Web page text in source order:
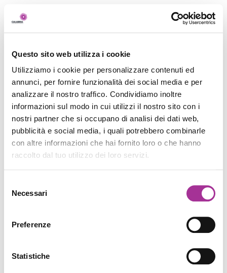
Questo sito web utilizza i cookie
Utilizziamo i cookie per personalizzare contenuti ed
annunci, per fornire funzionalità dei social media e per
analizzare il nostro traffico. Condividiamo inoltre
informazioni sul modo in cui utilizzi il nostro sito con i
nostri partner che si occupano di analisi dei dati web,
pubblicità e social media, i quali potrebbero combinarle
con altre informazioni che hai fornito loro o che hanno
raccolto dal tuo utilizzo dei loro servizi.
delNecessari
Preferenze
Statistiche